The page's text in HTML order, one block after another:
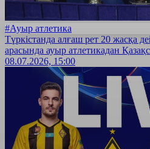
#Ауыр атлетика
Түркістанда алғаш рет 20 жасқа
арасында ауыр атлетикадан
08.07.2026, 15:00